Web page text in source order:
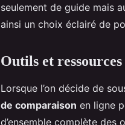
seulement de guide mais
ainsi un choix éclairé de
Outils et
Lorsque l’on décide de
de comparaison en ligne
d’ensemble complète